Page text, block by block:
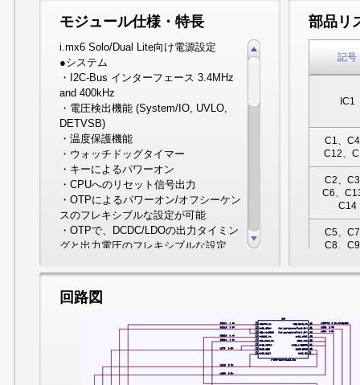
モジュール仕様・特長
i.mx6 Solo/Dual Lite向け電源設定
●システム
・I2C-Bus インターフェース 3.4MHz
and 400kHz
・電圧検出機能 (System/IO, UVLO,
DETVSB)
・温度保護機能
・ウォッチドッグタイマー
・キーによるパワーオン
・CPUへのリセット信号出力
・OTPによるパワーオン/オフシーケン
スのフレキシブルな設定が可能
・OTPで、DCDC/LDOの出力タイミン
グと出力電圧のフレキシブルな設定
バーター
・DC/DC1 0.6-3.5V Max 3000mA （初
期値1.4V）
・DC/DC2 0.6-3.5V Max 3000mA （初
・DC/DC3 0.6-3.5V Max 2000mA （初
期値1.4V）
部品リ
記号
IC1
C1、
C12、
C2、
C6、
C14
C5、
C8、
C16、
C21
回路図